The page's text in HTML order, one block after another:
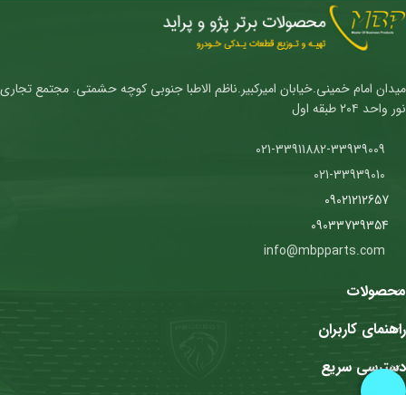
میدان امام خمینی.خیابان امیرکبیر.ناظم الاطبا جنوبی کوچه حشمتی. مجتمع تجاری
نور واحد ۲۰۴ طبقه اول
09021212657
09033739354
محصولات
راهنمای کاربران
دسترسی سریع